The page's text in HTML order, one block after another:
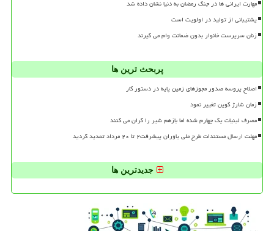
مهارت ایرانی ها در جنگ رمضان به دنیا نشان داده شد
پشتیبانی از تولید در اولویت است
زنان سرپرست خانوار بدون ضمانت وام می گیرند
پربحث ترین ها
اصلاح پروسه صدور مجوزهای زمین پایه در دستور کار
زمان شارژ کوپن تغییر نمود
مصرف لبنیات یک چهارم شده اما بازهم شیر را گران می کنند
مهلت ارسال مستندات طرح ملی یاوران پیشرفت۲ تا ۲۰ مرداد تمدید گردید
جدیدترین ها